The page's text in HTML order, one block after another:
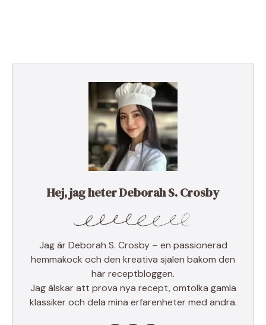
Hej, jag heter Deborah S. Crosby
Jag är Deborah S. Crosby – en passionerad
hemmakock och den kreativa själen bakom den
här receptbloggen.
Jag älskar att prova nya recept, omtolka gamla
klassiker och dela mina erfarenheter med andra.